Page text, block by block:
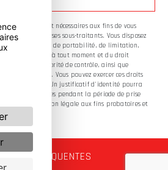
sont nécessaires aux fins de vous
à l'entreprise et ses sous-traitants. Vous disposez
d’effacement, de portabilité, de limitation,
consentement à tout moment et du droit
d’une autorité de contrôle, ainsi que
post-mortem. Vous pouvez exercer ces droits
électronique. Un justificatif d'identité pourra
vos données pendant la période de prise
de prescription légale aux fins probatoires et
FRÉQUENTES